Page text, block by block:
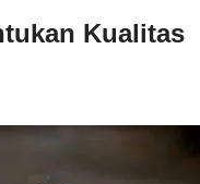
Kualitas